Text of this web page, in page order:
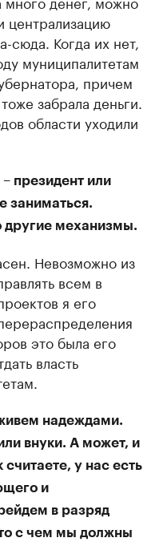
централизацию
сюда. Когда их нет,
муниципалитетам
причем
забрала деньги.
области уходили
президент или
заниматься.
другие механизмы.
Невозможно из
всем в
я его
это была его
власть
надеждами.
внуки. А может, и
у нас есть
и
в разряд
с чем мы должны